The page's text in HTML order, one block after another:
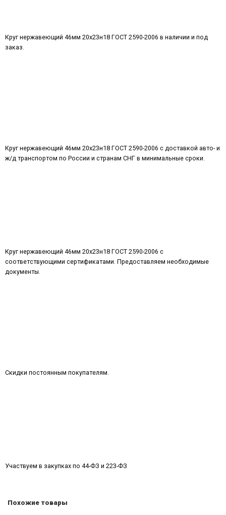
Круг нержавеющий 46мм 20х23н18 ГОСТ 2590-2006 в наличии и под
заказ.
Круг нержавеющий 46мм 20х23н18 ГОСТ 2590-2006 с доставкой авто- и
ж/д транспортом по России и странам СНГ в минимальные сроки.
Круг нержавеющий 46мм 20х23н18 ГОСТ 2590-2006 с
соответствующими сертификатами. Предоставляем необходимые
документы.
Скидки постоянным покупателям.
Участвуем в закупках по 44-ФЗ и 223-ФЗ
Похожие товары